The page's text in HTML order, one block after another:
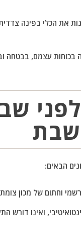
את הכלי בפינה
בכוחות עצמם, בבטחה
הבאים:
וחתום של מכון
ואינו דורש